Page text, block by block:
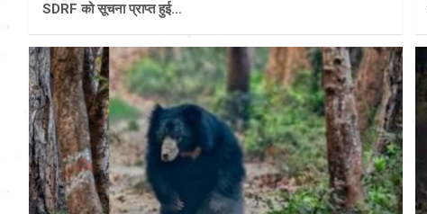
SDRF को सूचना प्राप्त हुई…